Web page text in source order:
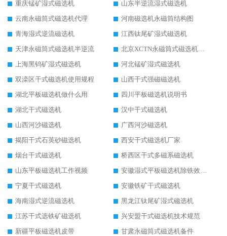
重庆锰矿湿式磁选机
山东半逆流湿式磁选机
云南永磁筒式磁选机代理
河南磁选机永磁筒结构图
青海湿式逆流磁选机
江西钛尾矿湿式磁选机
天津永磁筒式磁选机半逆流
北京XCTN永磁筒式磁选机磁块位置
上海黑钨矿湿式磁选机
河北锰矿湿式磁选机
双滦区干式磁选机使用规程
山西干式强磁磁选机
湖北平板磁选机做什么用
四川平板磁选机说明书
湖北干式磁选机
汉中干式磁选机
山西河沙磁选机
广西河沙磁选机
揭阳干式石英砂磁选机
西安干式磁选机厂家
烟台干式磁选机
桥西区干式多磁系磁选机
山东平板磁选机工作视频
安徽湿式平板磁选机除铁效果怎么样
宁夏干式磁选机
安徽铁矿干式磁选机
海南湿式逆流磁选机
黑龙江钛尾矿湿式磁选机
江苏干式选铁矿磁选机
兴安盟干式磁选机技术规范
新疆平板磁选机皮带
甘肃永磁筒式磁选机备件